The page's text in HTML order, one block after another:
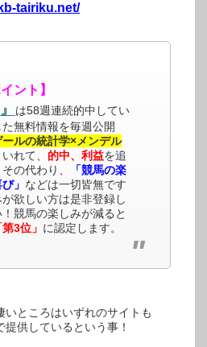
tairiku.net/
ント】
は58週連続的中してい
無料情報を毎週公開
ルの統計学×メンデル
れて、 的中、利益を追
の代わり、
「競馬の楽
」 などは一切皆無です
が欲しい方は是非登録し
競馬の楽しみが減ると
第3位」 に認定します。
ところはいずれのサイトも
供しているという事！